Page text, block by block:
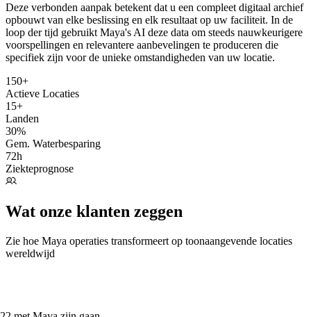
Deze verbonden aanpak betekent dat u een compleet digitaal archief
opbouwt van elke beslissing en elk resultaat op uw faciliteit. In de
loop der tijd gebruikt Maya's AI deze data om steeds nauwkeurigere
voorspellingen en relevantere aanbevelingen te produceren die
specifiek zijn voor de unieke omstandigheden van uw locatie.
150+
Actieve Locaties
15+
Landen
30%
Gem. Waterbesparing
72h
Ziekteprognose
Wat onze klanten zeggen
Zie hoe Maya operaties transformeert op toonaangevende locaties
wereldwijd